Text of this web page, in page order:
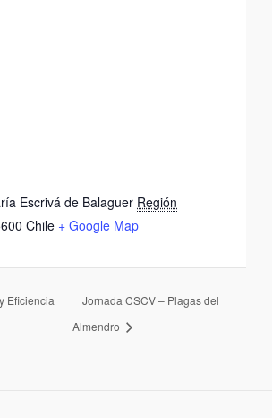
Escrivá de Balaguer Región
Chile + Google Map
Eficiencia
Jornada CSCV – Plagas del
Almendro